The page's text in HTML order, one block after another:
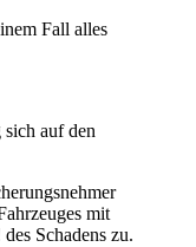
Fall alles
auf den
mit
Schadens zu.